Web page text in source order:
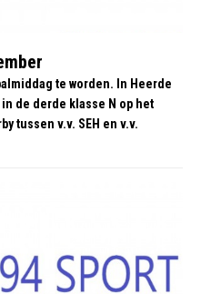
te worden. In Heerde
de derde klasse N op het
tussen v.v. SEH en v.v.